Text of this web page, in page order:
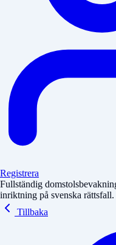
Registrera
Fullständig
inriktning på svenska rättsfall.
Tillbaka